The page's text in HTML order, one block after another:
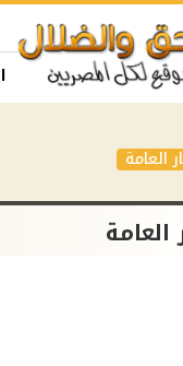
العامة
العامة